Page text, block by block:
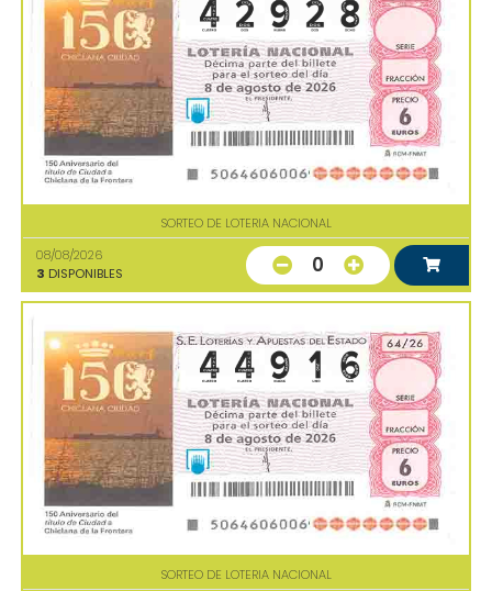
SORTEO DE LOTERIA NACIONAL
08/08/2026
3 DISPONIBLES 0
SORTEO DE LOTERIA NACIONAL